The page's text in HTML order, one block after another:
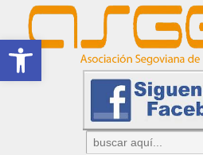
Abrir barra de herramientas